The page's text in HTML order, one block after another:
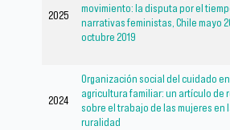
2025
movimiento: la disputa por el
narrativas feministas, Chile mayo
octubre 2019
2024
Organización social del cuidado
agricultura familiar: un artículo de
sobre el trabajo de las mujeres en
ruralidad